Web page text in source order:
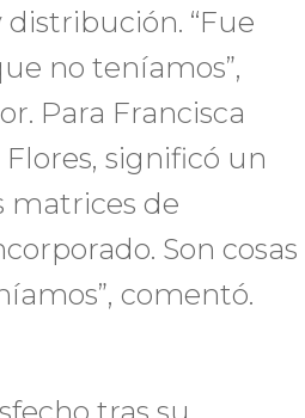
“Fue
no teníamos”,
Para Francisca
significó un
matrices de
Son cosas
comentó.